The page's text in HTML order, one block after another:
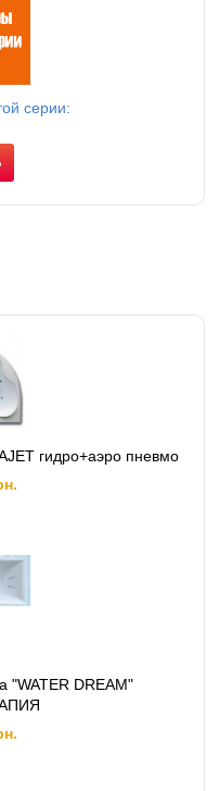
серии:
гидро+аэро пневмо
"WATER DREAM"